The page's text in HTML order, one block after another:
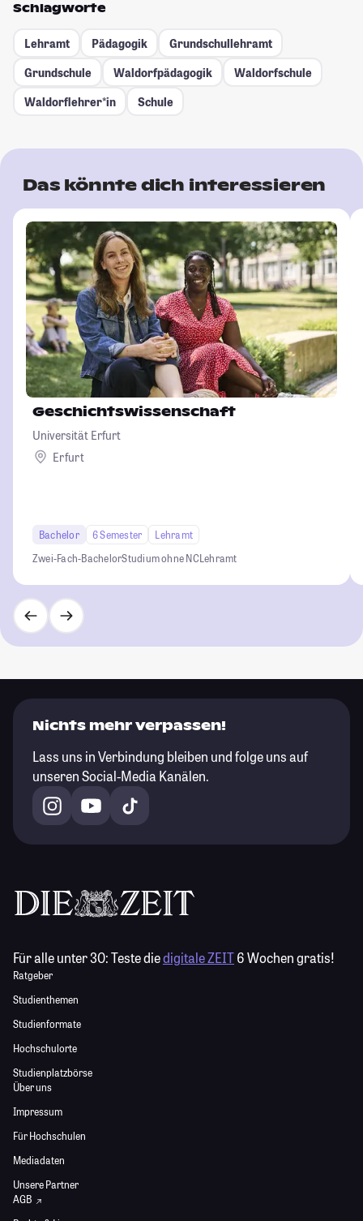
Schlagworte
Lehramt Pädagogik
Grundschullehramt
Grundschule
Waldorfpädagogik
Waldorfschule
Waldorflehrer*in
Schule
Das könnte dich interessieren
Geschichtswissenschaft
Universität Erfurt
Erfurt
Bachelor 6 Semester
Lehramt
Zwei-Fach-BachelorStudium ohne NCLehramt
Nichts mehr verpassen!
Lass uns in Verbindung bleiben und folge uns auf
unseren Social-Media Kanälen.
Für alle unter 30:Teste diedigitale ZEIT6 Wochen gratis!
Ratgeber
Studienthemen
Studienformate
Hochschulorte
Studienplatzbörse
Über uns
Impressum
Für Hochschulen
Mediadaten
Unsere Partner
AGB